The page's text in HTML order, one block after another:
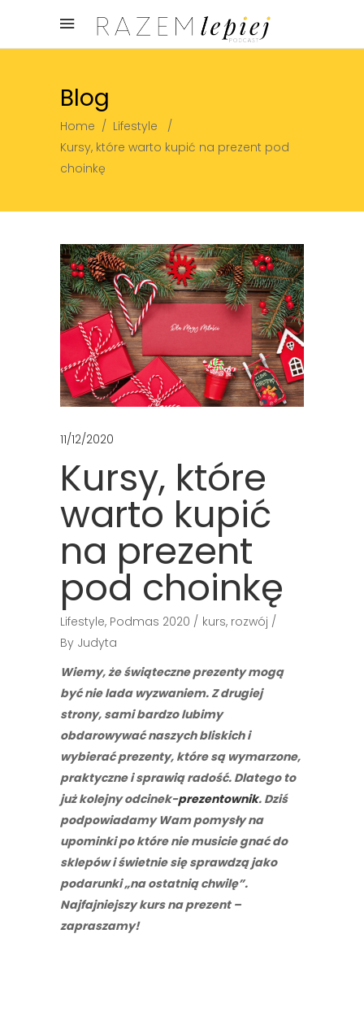
Blog
Home / Lifestyle
/
Kursy, które warto kupić na prezent pod
choinkę
11/12/2020
Kursy, które
warto kupić
na prezent
pod choinkę
Lifestyle, Podmas 2020 kurs, rozwój
By Judyta
Wiemy, że świąteczne prezenty mogą
być nie lada wyzwaniem. Z drugiej
strony, sami bardzo lubimy
obdarowywać naszych bliskich i
wybierać prezenty, które są wymarzone,
praktyczne i sprawią radość. Dlatego to
już kolejny odcinek-prezentownik. Dziś
podpowiadamy Wam pomysły na
upominki po które nie musicie gnać do
sklepów i świetnie się sprawdzą jako
podarunki „na ostatnią chwilę”.
Najfajniejszy kurs na prezent –
zapraszamy!